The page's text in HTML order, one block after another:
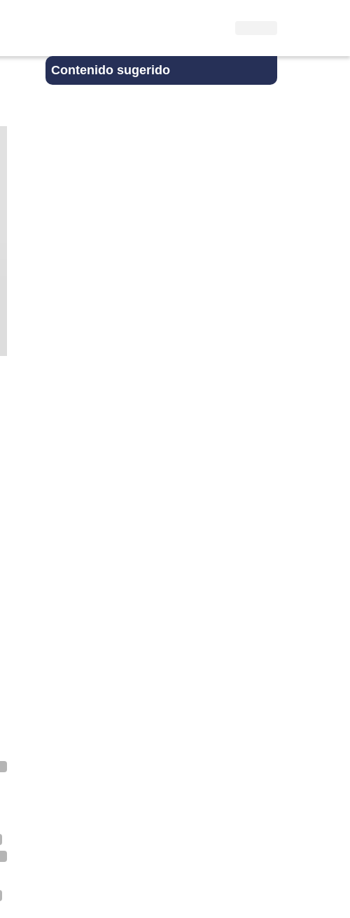
Contenido sugerido